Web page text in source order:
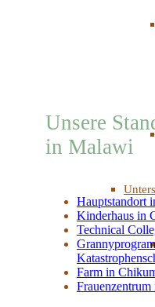
Unsere
in Malawi
Hauptstandort
Kinderhaus in
Technical
Farm in